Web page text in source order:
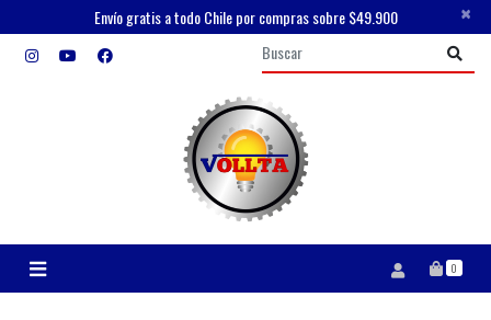
Envío gratis a todo Chile por compras sobre $49.900 ×
0